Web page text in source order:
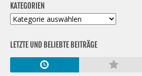
KATEGORIEN
Kategorien
LETZTE UND BELIEBTE BEITRÄGE